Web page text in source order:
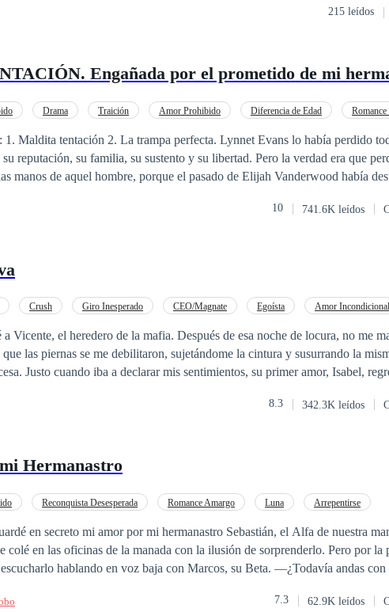
mismo día en que dio a luz a sus gemelos, Raina
al que ella ha llorado
que descubre sobre el pasado, sale a la luz una mentira aún más
del pasado... O podría destruir la vida que Raina luchó tanto por
215 leídos
Engañada por el prometido de mi
Drama Traición Amor Prohibido Diferencia de Edad
2. La trampa perfecta. Lynnet Evans lo había perdido todo en unos
su reputación, su familia, su sustento y su libertad. Pero la verdad era que
manos de aquel hombre, porque el pasado de Elijah Vanderwood había
manipuladora, Elijah está listo para tejer su propia red de castigos, de
10 741.6K leídos
Crush Giro Inesperado CEO/Magnate Egoísta
Amor Incondicional
a Vicente, el heredero de la mafia. Después de esa noche de locura, no me
las piernas se me debilitaron, sujetándome la cintura y susurrando la
Justo cuando iba a declarar mis sentimientos, su primer amor, Isabel,
envió a prisión. Pero cuando finalmente me quebré, volando a Boston
8.3 342.3K leídos
Hermanastro
Reconquista Desesperada Romance Amargo Luna Arrepentirse
en secreto mi amor por mi hermanastro Sebastián, el Alfa de nuestra
en las oficinas de la manada con la ilusión de sorprenderlo. Pero por la puerta
hablando en voz baja con Marcos, su Beta. —¿Todavía andas con tu
es una beta que anda detrás de mí. Es sexo
7.3 62.9K leídos